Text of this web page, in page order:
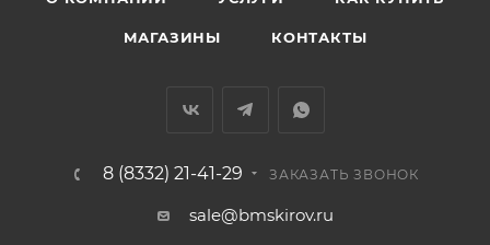
отсутствии подъездных путей поставщик вправе
Доставка заказов по России не осуществляется.
МАГАЗИНЫ КОНТАКТЫ
8 (8332) 21-41-29 ЗАКАЗАТЬ ЗВОНОК
sale@bmskirov.ru